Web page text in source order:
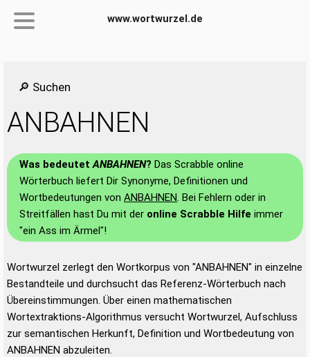
www.wortwurzel.de
🔎 Suchen
ANBAHNEN
Was bedeutetANBAHNEN? Das Scrabble online
Wörterbuch liefert Dir Synonyme, Definitionen und
Wortbedeutungen von ANBAHNEN. Bei Fehlern oder in
Streitfällen hast Du mit der online Scrabble Hilfe immer
"ein Ass im Ärmel"!
Wortwurzel zerlegt den Wortkorpus von "ANBAHNEN" in einzelne
Bestandteile und durchsucht das Referenz-Wörterbuch nach
Übereinstimmungen. Über einen mathematischen
Wortextraktions-Algorithmus versucht Wortwurzel, Aufschluss
zur semantischen Herkunft, Definition und Wortbedeutung von
ANBAHNEN abzuleiten.